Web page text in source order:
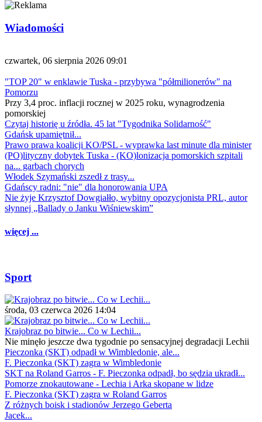
Wiadomości
czwartek, 06 sierpnia 2026 09:01
"TOP 20" w enklawie Tuska - przybywa "półmilionerów" na
Pomorzu
Przy 3,4 proc. inflacji rocznej w 2025 roku, wynagrodzenia
pomorskiej
Czytaj historię u źródła. 45 lat "Tygodnika Solidarność"
Gdańsk upamiętnił...
Prawo prawa koalicji KO/PSL - wyprawka last minute dla minister
(PO)lityczny dobytek Tuska - (KO)lonizacja pomorskich szpitali
na... garbach chorych
Włodek Szymański zszedł z trasy...
Gdańscy radni: "nie" dla honorowania UPA
Nie żyje Krzysztof Dowgiałło, wybitny opozycjonista PRL, autor
słynnej „Ballady o Janku Wiśniewskim”
więcej ...
Sport
środa, 03 czerwca 2026 14:04
Krajobraz po bitwie... Co w Lechii...
Nie minęło jeszcze dwa tygodnie po sensacyjnej degradacji Lechii
Pieczonka (SKT) odpadł w Wimbledonie, ale...
F. Pieczonka (SKT) zagra w Wimbledonie
SKT na Roland Garros - F. Pieczonka odpadł, bo sędzia ukradł...
Pomorze znokautowane - Lechia i Arka skopane w lidze
F. Pieczonka (SKT) zagra w Roland Garros
Z różnych boisk i stadionów Jerzego Geberta
Jacek...